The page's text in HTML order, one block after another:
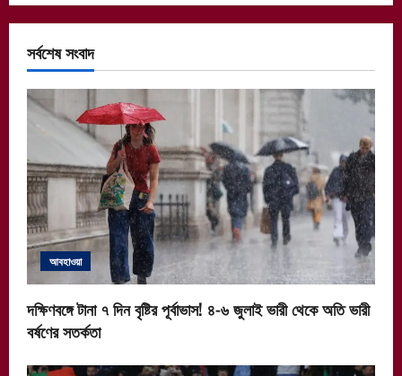
সর্বশেষ সংবাদ
আবহাওয়া
দক্ষিণবঙ্গে টানা ৭ দিন বৃষ্টির পূর্বাভাস! ৪-৬ জুলাই ভারী থেকে অতি ভারী
বর্ষণের সতর্কতা